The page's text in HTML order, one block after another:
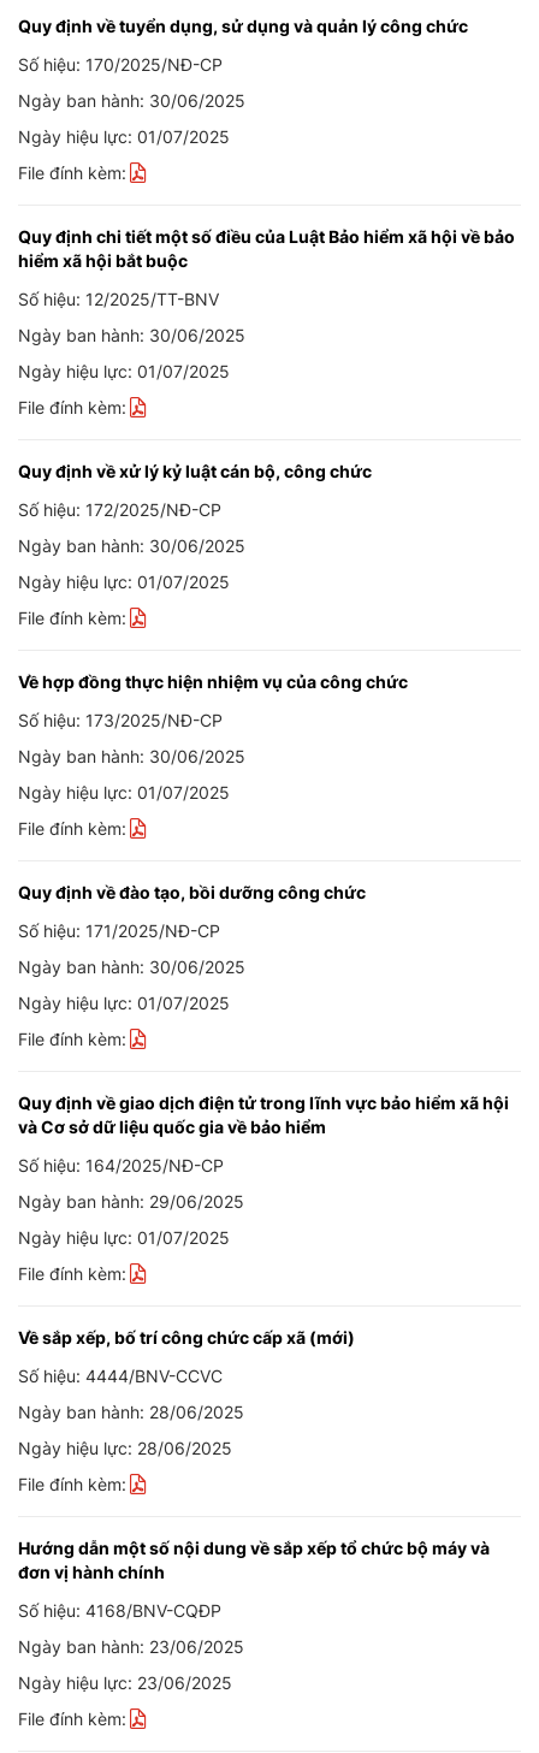
Quy định về tuyển dụng, sử dụng và quản lý công chức
Số hiệu: 170/2025/NĐ-CP
Ngày ban hành: 30/06/2025
Ngày hiệu lực: 01/07/2025
File đính kèm:
Quy định chi tiết một số điều của Luật Bảo hiểm xã hội về bảo
hiểm xã hội bắt buộc
Số hiệu: 12/2025/TT-BNV
Ngày ban hành: 30/06/2025
Ngày hiệu lực: 01/07/2025
File đính kèm:
Quy định về xử lý kỷ luật cán bộ, công chức
Số hiệu: 172/2025/NĐ-CP
Ngày ban hành: 30/06/2025
Ngày hiệu lực: 01/07/2025
File đính kèm:
Về hợp đồng thực hiện nhiệm vụ của công chức
Số hiệu: 173/2025/NĐ-CP
Ngày ban hành: 30/06/2025
Ngày hiệu lực: 01/07/2025
File đính kèm:
Quy định về đào tạo, bồi dưỡng công chức
Số hiệu: 171/2025/NĐ-CP
Ngày ban hành: 30/06/2025
Ngày hiệu lực: 01/07/2025
File đính kèm:
Quy định về giao dịch điện tử trong lĩnh vực bảo hiểm xã hội
và Cơ sở dữ liệu quốc gia về bảo hiểm
Số hiệu: 164/2025/NĐ-CP
Ngày ban hành: 29/06/2025
Ngày hiệu lực: 01/07/2025
File đính kèm:
Về sắp xếp, bố trí công chức cấp xã (mới)
Số hiệu: 4444/BNV-CCVC
Ngày ban hành: 28/06/2025
Ngày hiệu lực: 28/06/2025
File đính kèm:
Hướng dẫn một số nội dung về sắp xếp tổ chức bộ máy và
đơn vị hành chính
Số hiệu: 4168/BNV-CQĐP
Ngày ban hành: 23/06/2025
Ngày hiệu lực: 23/06/2025
File đính kèm: